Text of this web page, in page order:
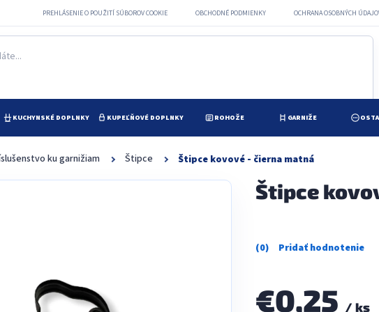
PREHLÁSENIE O POUŽITÍ SÚBOROV COOKIE OBCHODNÉ PODMIENKY OCHRANA OSOBNÝCH
KUCHYNSKÉ DOPLNKY KUPEĽŇOVÉ DOPLNKY ROHOŽE GARNIŽE
ku garnižiam Štipce Štipce kovové - čierna matná
Štipce
Priemerné
0,0
z
€0,25 / ks